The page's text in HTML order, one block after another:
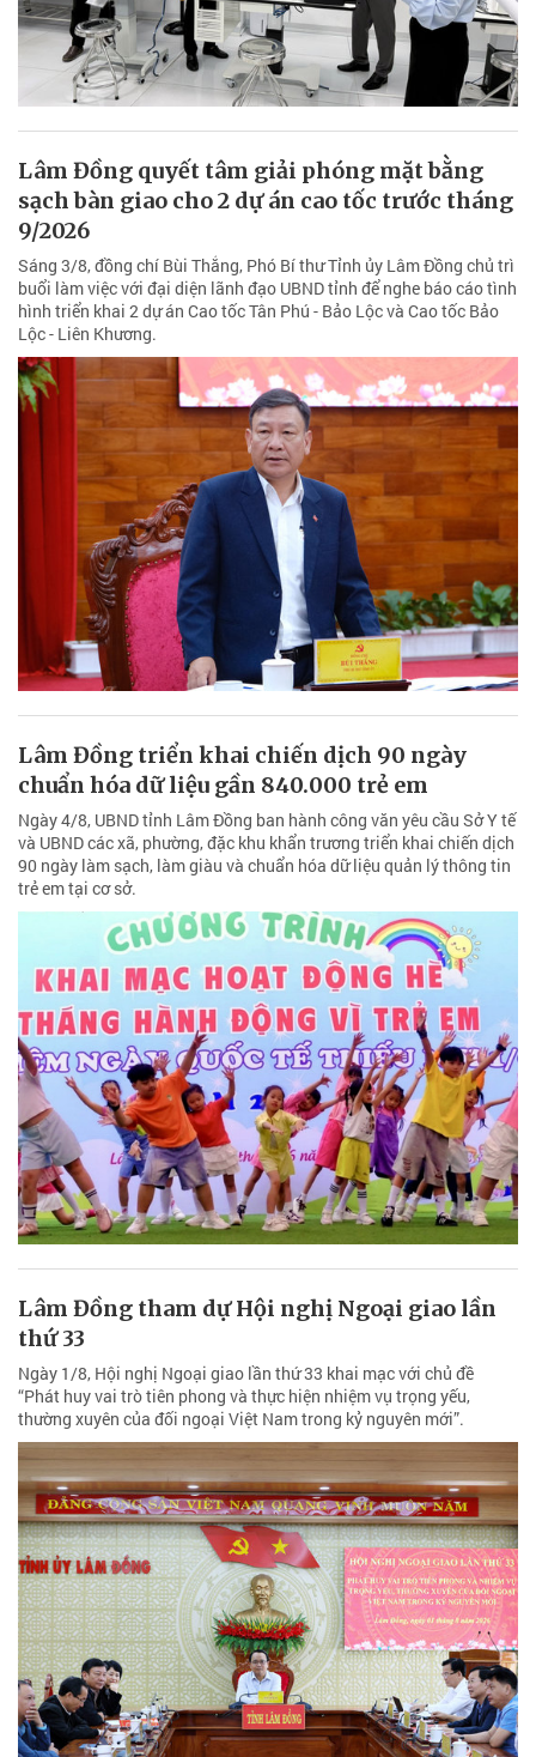
Lâm Đồng quyết tâm giải phóng mặt bằng
sạch bàn giao cho 2 dự án cao tốc trước tháng
9/2026
Sáng 3/8, đồng chí Bùi Thắng, Phó Bí thư Tỉnh ủy Lâm Đồng chủ trì
buổi làm việc với đại diện lãnh đạo UBND tỉnh để nghe báo cáo tình
hình triển khai 2 dự án Cao tốc Tân Phú - Bảo Lộc và Cao tốc Bảo
Lộc - Liên Khương.
Lâm Đồng triển khai chiến dịch 90 ngày
chuẩn hóa dữ liệu gần 840.000 trẻ em
Ngày 4/8, UBND tỉnh Lâm Đồng ban hành công văn yêu cầu Sở Y tế
và UBND các xã, phường, đặc khu khẩn trương triển khai chiến dịch
90 ngày làm sạch, làm giàu và chuẩn hóa dữ liệu quản lý thông tin
trẻ em tại cơ sở.
Lâm Đồng tham dự Hội nghị Ngoại giao lần
thứ 33
Ngày 1/8, Hội nghị Ngoại giao lần thứ 33 khai mạc với chủ đề
“Phát huy vai trò tiên phong và thực hiện nhiệm vụ trọng yếu,
thường xuyên của đối ngoại Việt Nam trong kỷ nguyên mới”.